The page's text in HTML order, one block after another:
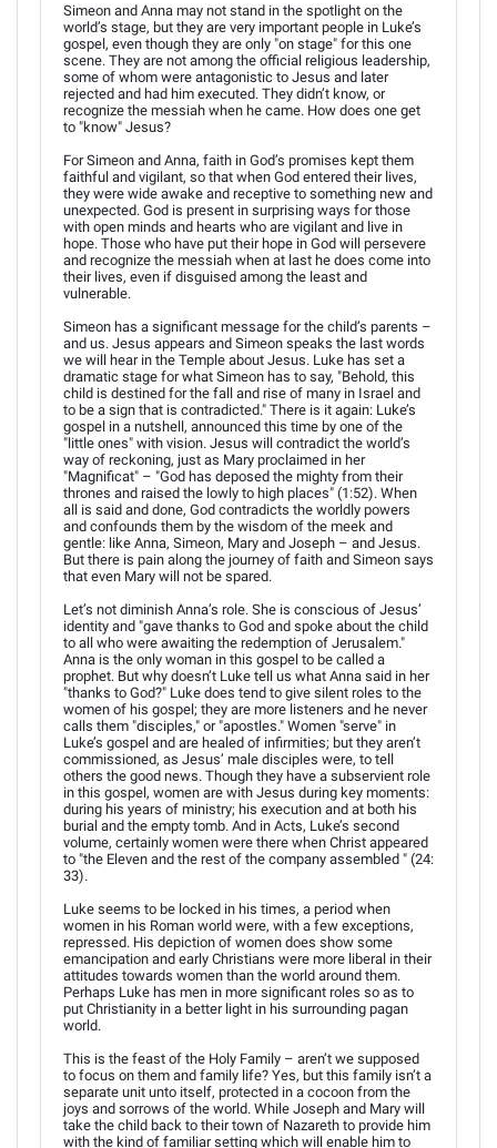
Simeon and Anna may not stand in the spotlight on the
world’s stage, but they are very important people in Luke’s
gospel, even though they are only "on stage" for this one
scene. They are not among the official religious leadership,
some of whom were antagonistic to Jesus and later
rejected and had him executed. They didn’t know, or
recognize the messiah when he came. How does one get
to "know" Jesus?
For Simeon and Anna, faith in God’s promises kept them
faithful and vigilant, so that when God entered their lives,
they were wide awake and receptive to something new and
unexpected. God is present in surprising ways for those
with open minds and hearts who are vigilant and live in
hope. Those who have put their hope in God will persevere
and recognize the messiah when at last he does come into
their lives, even if disguised among the least and
vulnerable.
Simeon has a significant message for the child’s parents –
and us. Jesus appears and Simeon speaks the last words
we will hear in the Temple about Jesus. Luke has set a
dramatic stage for what Simeon has to say, "Behold, this
child is destined for the fall and rise of many in Israel and
to be a sign that is contradicted." There is it again: Luke’s
gospel in a nutshell, announced this time by one of the
"little ones" with vision. Jesus will contradict the world’s
way of reckoning, just as Mary proclaimed in her
"Magnificat" – "God has deposed the mighty from their
thrones and raised the lowly to high places" (1:52). When
all is said and done, God contradicts the worldly powers
and confounds them by the wisdom of the meek and
gentle: like Anna, Simeon, Mary and Joseph – and Jesus.
But there is pain along the journey of faith and Simeon says
that even Mary will not be spared.
Let’s not diminish Anna’s role. She is conscious of Jesus’
identity and "gave thanks to God and spoke about the child
to all who were awaiting the redemption of Jerusalem."
Anna is the only woman in this gospel to be called a
prophet. But why doesn’t Luke tell us what Anna said in her
"thanks to God?" Luke does tend to give silent roles to the
women of his gospel; they are more listeners and he never
calls them "disciples," or "apostles." Women "serve" in
Luke’s gospel and are healed of infirmities; but they aren’t
commissioned, as Jesus’ male disciples were, to tell
others the good news. Though they have a subservient role
in this gospel, women are with Jesus during key moments:
during his years of ministry; his execution and at both his
burial and the empty tomb. And in Acts, Luke’s second
volume, certainly women were there when Christ appeared
to "the Eleven and the rest of the company assembled " (24:
33).
Luke seems to be locked in his times, a period when
women in his Roman world were, with a few exceptions,
repressed. His depiction of women does show some
emancipation and early Christians were more liberal in their
attitudes towards women than the world around them.
Perhaps Luke has men in more significant roles so as to
put Christianity in a better light in his surrounding pagan
world.
This is the feast of the Holy Family – aren’t we supposed
to focus on them and family life? Yes, but this family isn’t a
separate unit unto itself, protected in a cocoon from the
joys and sorrows of the world. While Joseph and Mary will
take the child back to their town of Nazareth to provide him
with the kind of familiar setting which will enable him to